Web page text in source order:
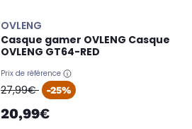
OVLENG
Casque gamer OVLENG Casque
OVLENG GT64-RED
Prix de référence
oldPrice
27,99€ -25%
20,99€